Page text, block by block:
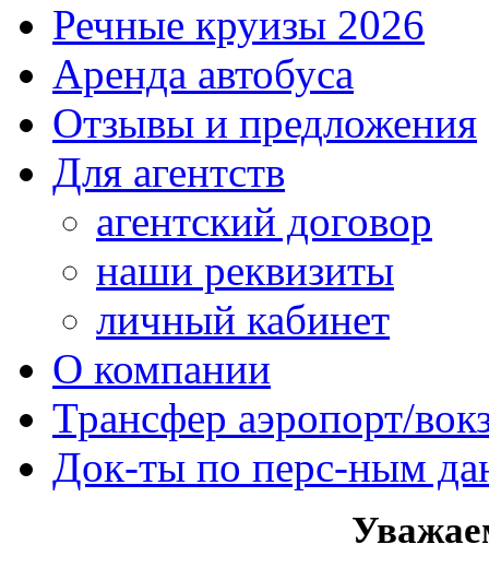
Речные круизы 2026
Аренда автобуса
Отзывы и предложения
Для агентств
агентский договор
наши реквизиты
личный кабинет
О компании
Трансфер аэропорт/
Док-ты по перс-ным